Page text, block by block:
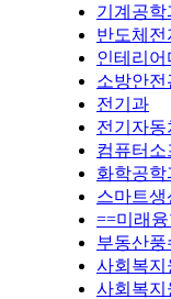
기계공학
반도체
인테리
소방안
전기과
전기자동
컴퓨터
화학공학
스마트
==미래
부동산풍
사회복지
사회복지